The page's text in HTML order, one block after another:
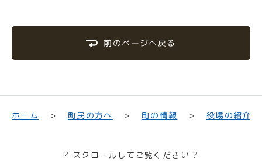
前のページへ戻る
ホーム 町民の方へ 町の情報 役場の紹介
? スクロールしてご覧ください ?